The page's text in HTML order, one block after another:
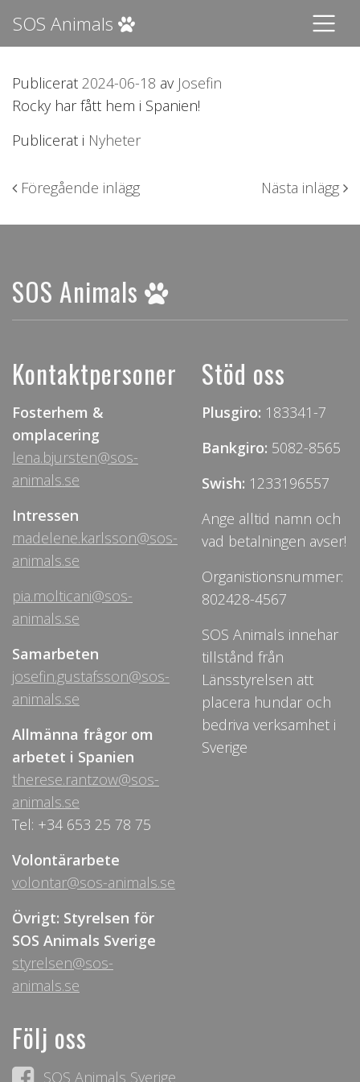
SOS Animals
Publicerat 2024-06-18 av Josefin
Rocky har fått hem i Spanien!
Publicerat i Nyheter
Inläggsnavigering
Föregående inlägg Nästa inlägg
SOS Animals
Kontaktpersoner
Fosterhem &
omplacering
lena.bjursten@sos-
animals.se
Intressen
madelene.karlsson@sos-
animals.se
pia.molticani@sos-
animals.se
Samarbeten
josefin.gustafsson@sos-
animals.se
Allmänna frågor om
arbetet i Spanien
therese.rantzow@sos-
animals.se
Tel: +34 653 25 78 75
Volontärarbete
volontar@sos-animals.se
Övrigt: Styrelsen för
SOS Animals Sverige
styrelsen@sos-
animals.se
Stöd oss
Plusgiro: 183341-7
Bankgiro: 5082-8565
Swish: 1233196557
Ange alltid namn och
vad betalningen avser!
Organistionsnummer:
802428-4567
SOS Animals innehar
tillstånd från
Länsstyrelsen att
placera hundar och
bedriva verksamhet i
Sverige
Följ oss
SOS Animals Sverige